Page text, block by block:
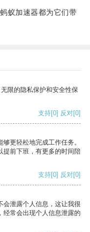
蚁加速器都为它们带
限的隐私保护和安全性保
支持[0] 反对[0]
更轻松地完成工作任务。
提前下班，有更多的时间陪
支持[0] 反对[0]
会泄露个人信息，这让我很
经常会出现个人信息泄露的